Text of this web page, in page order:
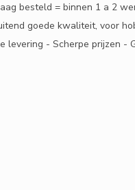
besteld = binnen 1 a 2
goede kwaliteit, voor
levering - Scherpe prijzen -